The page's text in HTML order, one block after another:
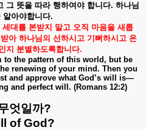
그 뜻을 따라 행하여야 합니다. 하나님
알아야합니다.
세대를 본받지 말고 오직 마음을 새롭
받아 하나님의 선하시고 기뻐하시고 온
지 분별하도록합니다.
to the pattern of this world, but be
renewing of your mind. Then you
and approve what God’s will is—
and perfect will. (Romans 12:2)
엇일까?
of God?